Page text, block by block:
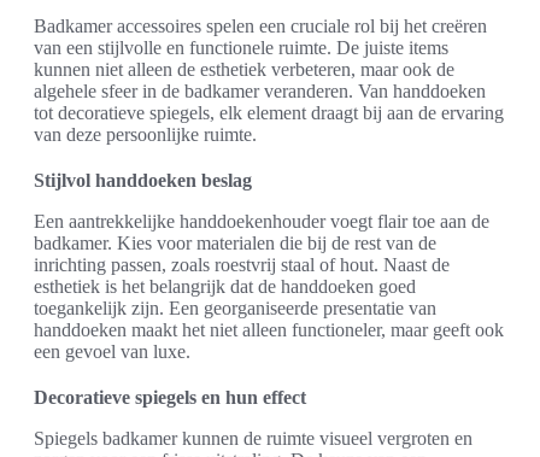
Badkamer accessoires spelen een cruciale rol bij het creëren
van een stijlvolle en functionele ruimte. De juiste items
kunnen niet alleen de esthetiek verbeteren, maar ook de
algehele sfeer in de badkamer veranderen. Van handdoeken
tot decoratieve spiegels, elk element draagt bij aan de ervaring
van deze persoonlijke ruimte.
Stijlvol handdoeken beslag
Een aantrekkelijke handdoekenhouder voegt flair toe aan de
badkamer. Kies voor materialen die bij de rest van de
inrichting passen, zoals roestvrij staal of hout. Naast de
esthetiek is het belangrijk dat de handdoeken goed
toegankelijk zijn. Een georganiseerde presentatie van
handdoeken maakt het niet alleen functioneler, maar geeft ook
een gevoel van luxe.
Decoratieve spiegels en hun effect
Spiegels badkamer kunnen de ruimte visueel vergroten en